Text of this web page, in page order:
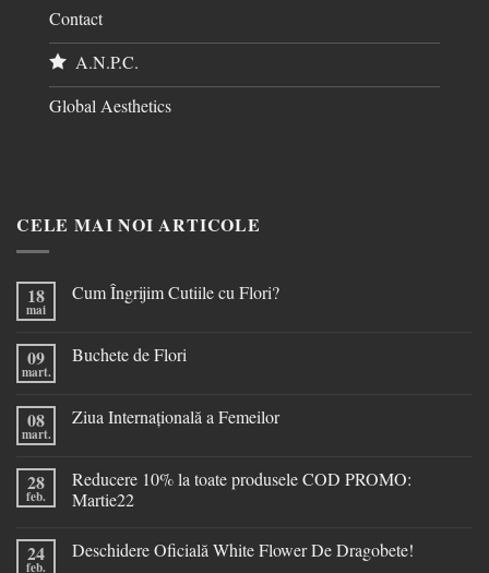
Contact
A.N.P.C.
Global Aesthetics
CELE MAI NOI ARTICOLE
18
mai
Cum Îngrijim Cutiile cu Flori?
09
mart.
Buchete de Flori
08
mart.
Ziua Internațională a Femeilor
28
feb.
Reducere 10% la toate produsele COD PROMO:
Martie22
24
feb.
Deschidere Oficială White Flower De Dragobete!